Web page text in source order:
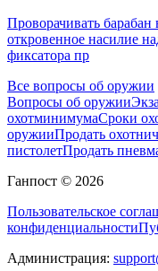
Проворачивать
откровенное насилие
фиксатора пр
Все вопросы об оружии
Вопросы об оружии
охотминимумаСроки
оружииПродать
пистолетПродать
Ганпост © 2026
Пользовательское
конфиденциальности
Администрация: